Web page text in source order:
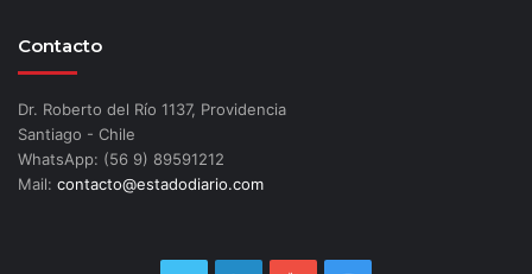
Contacto
Dr. Roberto del Río 1137, Providencia
Santiago - Chile
WhatsApp: (56 9) 89591212
Mail: contacto@estadodiario.com